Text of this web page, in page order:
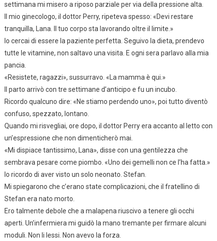
settimana mi misero a riposo parziale per via della pressione alta.
Il mio ginecologo, il dottor Perry, ripeteva spesso: «Devi restare
tranquilla, Lana. Il tuo corpo sta lavorando oltre il limite.»
Io cercai di essere la paziente perfetta. Seguivo la dieta, prendevo
tutte le vitamine, non saltavo una visita. E ogni sera parlavo alla mia
pancia.
«Resistete, ragazzi», sussurravo. «La mamma è qui.»
Il parto arrivò con tre settimane d’anticipo e fu un incubo.
Ricordo qualcuno dire: «Ne stiamo perdendo uno», poi tutto diventò
confuso, spezzato, lontano.
Quando mi risvegliai, ore dopo, il dottor Perry era accanto al letto con
un’espressione che non dimenticherò mai.
«Mi dispiace tantissimo, Lana», disse con una gentilezza che
sembrava pesare come piombo. «Uno dei gemelli non ce l’ha fatta.»
Io ricordo di aver visto un solo neonato. Stefan.
Mi spiegarono che c’erano state complicazioni, che il fratellino di
Stefan era nato morto.
Ero talmente debole che a malapena riuscivo a tenere gli occhi
aperti. Un’infermiera mi guidò la mano tremante per firmare alcuni
moduli. Non li lessi. Non avevo la forza.